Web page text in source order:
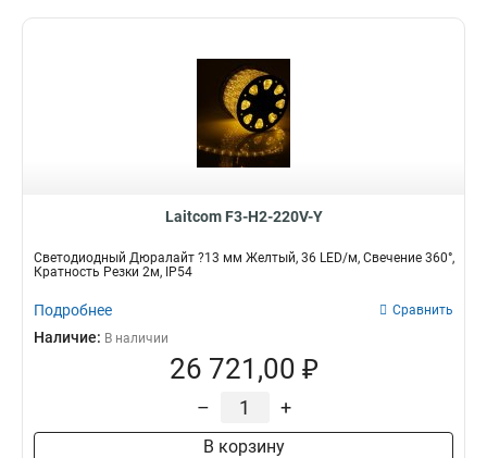
Laitcom F3-H2-220V-Y
Светодиодный Дюралайт ?13 мм Желтый, 36 LED/м, Свечение 360°,
Кратность Резки 2м, IP54
Подробнее Сравнить
Наличие: В наличии
26 721,00 ₽
– +
В корзину